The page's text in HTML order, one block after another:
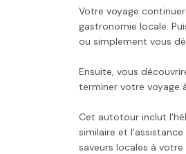
Votre voyage
gastronomie locale.
ou simplement vous
Ensuite, vous
terminer votre voyage
Cet autotour inclut
similaire et
saveurs locales à votre